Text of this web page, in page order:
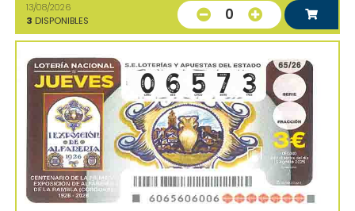
13/08/2026
3 DISPONIBLES 0